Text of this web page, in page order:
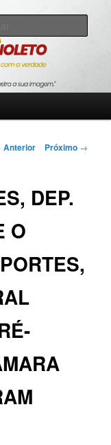
Anterior Próximo →
DEP.
O